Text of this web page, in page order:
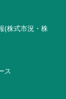
(株式市況・株
ス